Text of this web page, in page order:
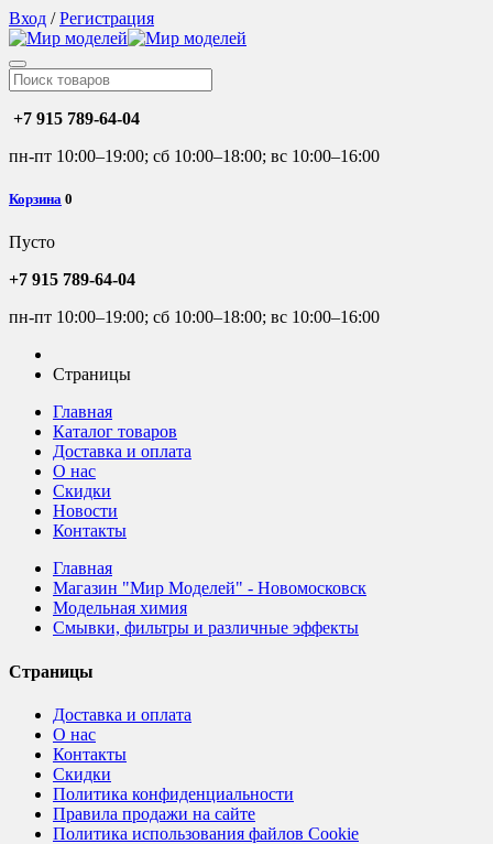
Вход /Регистрация
+7 915 789-64-04
пн-пт 10:00–19:00; сб 10:00–18:00; вс 10:00–16:00
Корзина 0
Пусто
+7 915 789-64-04
пн-пт 10:00–19:00; сб 10:00–18:00; вс 10:00–16:00
Страницы
Главная
Каталог товаров
Доставка и оплата
О нас
Скидки
Новости
Контакты
Главная
Магазин "Мир Моделей" - Новомосковск
Модельная химия
Смывки, фильтры и различные эффекты
Страницы
Доставка и оплата
О нас
Контакты
Скидки
Политика конфиденциальности
Правила продажи на сайте
Политика использования файлов Cookie